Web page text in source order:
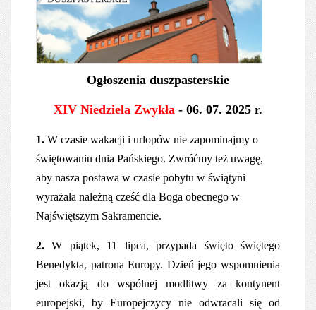
Ogłoszenia duszpasterskie
XIV Niedziela Zwykła - 06. 07. 2025 r.
1. W czasie wakacji i urlopów nie zapominajmy o
świętowaniu dnia Pańskiego. Zwróćmy też uwagę,
aby nasza postawa w czasie pobytu w świątyni
wyrażała należną cześć dla Boga obecnego w
Najświętszym Sakramencie.
2. W piątek, 11 lipca, przypada święto świętego
Benedykta, patrona Europy. Dzień jego wspomnienia
jest okazją do wspólnej modlitwy za kontynent
europejski, by Europejczycy nie odwracali się od